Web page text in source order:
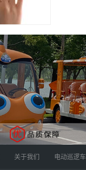
光车5辆已发货
爷车2辆已发货
逻车4辆已发货
光车2辆已发货
光车2辆已发货
光车4辆已发货
关于我们 电动巡逻车